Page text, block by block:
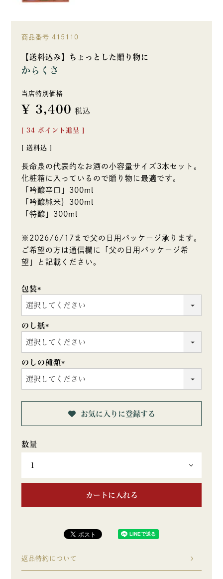
商品番号 415110
【送料込み】ちょっとした贈り物に
からくさ
当店特別価格
¥ 3,400 税込
34 ポイント進呈 ]
送料込
長命泉の代表的なお酒の小容量サイズ3本セット。
化粧箱に入っているので贈り物に最適です。
「吟醸辛口」300ml
「吟醸純米｝300ml
「特醸」300ml
※2026/6/17まで父の日用パッケージ承ります。
ご希望の方は通信欄に「父の日用パッケージ希
望」と記載ください。
包装
(必
須)
のし紙
(必
須)
のしの種類
(必
須)
お気に入りに登録する
カートに入れる
返品特約について